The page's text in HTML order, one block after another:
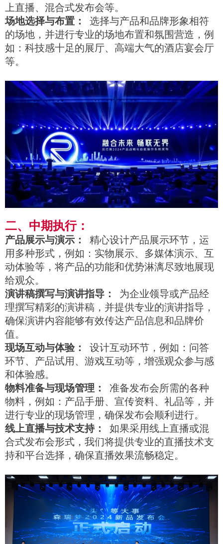
上直播、混合式发布会等。
场地选择与布置：
选择与产品和品牌形象相符
的场地，并进行专业的场地布置和氛围营造，例
如：科技感十足的展厅、高端大气的酒店宴会厅
等。
二、中期执行：
产品展示与演示： 精心设计产品展示环节，运
用多种形式，例如：实物展示、多媒体演示、互
动体验等，将产品的功能和优势淋漓尽致地展现
给观众。
演讲稿撰写与演讲指导：
为企业领导或产品经
理撰写精彩的演讲稿，并提供专业的演讲指导，
确保演讲内容能够有效传达产品信息和品牌价
值。
现场互动与体验： 设计互动环节，例如：问答
环节、产品试用、游戏互动等，增强观众参与感
和体验感。
物料准备与现场管理： 准备发布会所需的各种
物料，例如：产品手册、宣传资料、礼品等，并
进行专业的现场管理，确保发布会顺利进行。
线上直播与技术支持：
如果采用线上直播或混
合式发布会形式，我们将提供专业的直播技术支
持和平台选择，确保直播效果流畅稳定。